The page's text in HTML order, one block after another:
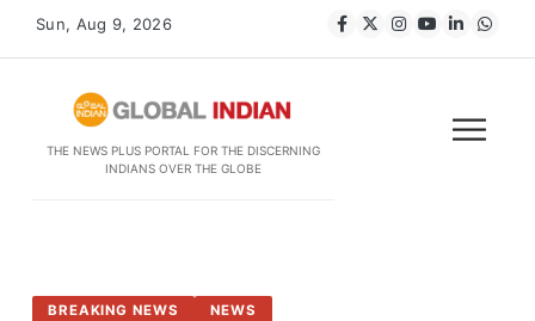
Sun, Aug 9, 2026
THE NEWS PLUS PORTAL FOR THE DISCERNING
INDIANS OVER THE GLOBE
BREAKING NEWS NEWS